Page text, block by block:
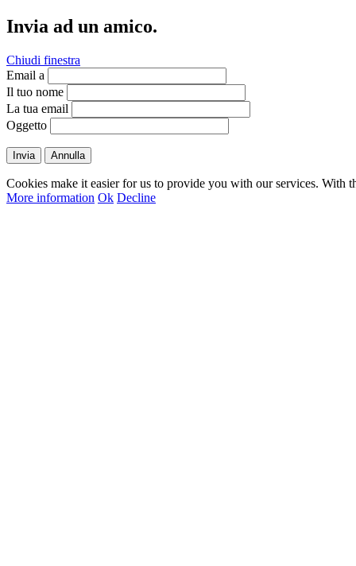
Invia ad un amico.
Chiudi finestra
Email a
Il tuo nome
La tua email
Oggetto
Invia Annulla
Cookies make it easier for us to provide you with our services. With
More information Ok Decline